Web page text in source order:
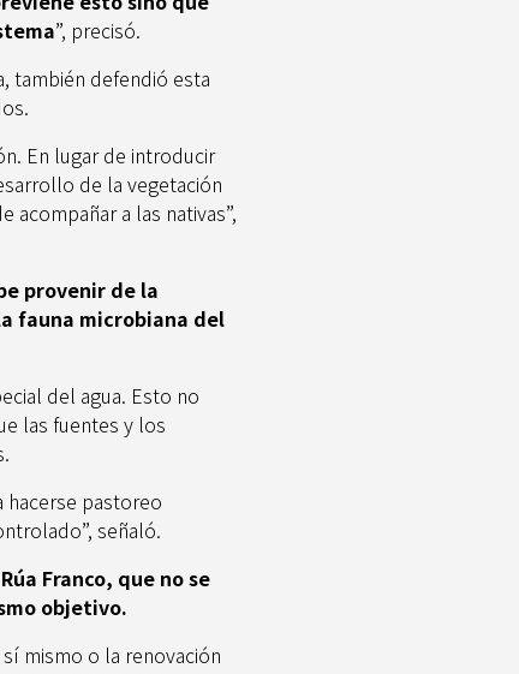
”, precisó.
también defendió esta
En lugar de introducir
de la vegetación
acompañar a las nativas”,
provenir de la
fauna microbiana del
del agua. Esto no
las fuentes y los
hacerse pastoreo
señaló.
Franco, que no se
objetivo.
mismo o la renovación